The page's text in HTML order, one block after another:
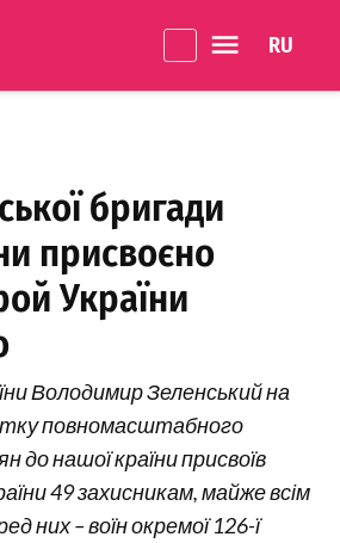
Життя
бригади
присвоєно
України
Володимир Зеленський на
повномасштабного
до нашої країни присвоїв
49 захисникам, майже всім
них – воїн окремої 126-ї